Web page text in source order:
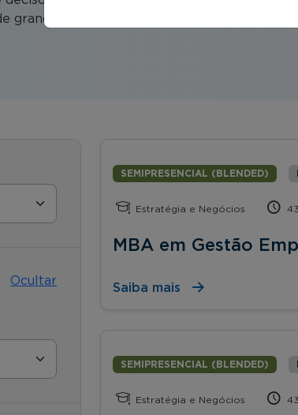
grande porte, start ups, etc.).
Ocultar
SEMIPRESENCIAL (BLENDED)
Estratégia e Negócios
MBA em Gestão
Saiba mais
SEMIPRESENCIAL (BLENDED)
Estratégia e Negócios